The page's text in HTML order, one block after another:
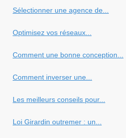
Sélectionner une agence de...
Optimisez vos réseaux...
Comment une bonne conception...
Comment inverser une...
Les meilleurs conseils pour...
Loi Girardin outremer : un...